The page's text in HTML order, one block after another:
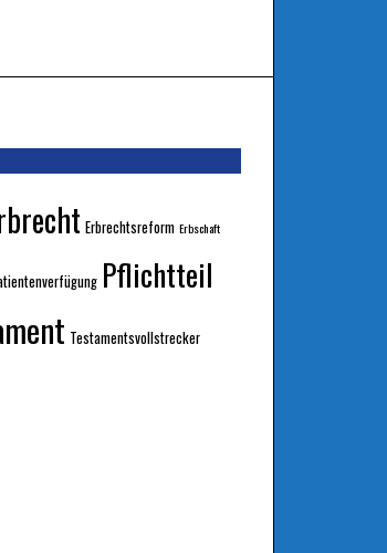
Erbrechtsreform Erbschaft
Pflichtteil
Testamentsvollstrecker